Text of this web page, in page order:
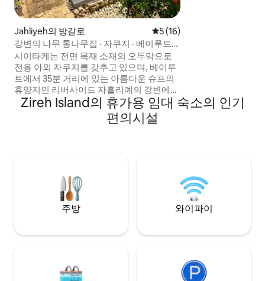
Jahliyeh의 방갈로 평점 5점(5점 만점), 후기 16
5 (16)
강변의 나무 통나무집 · 자쿠지 · 베이루트까
지 35분
시이타케는 전면 목재 소재의 오두막으로
전용 야외 자쿠지를 갖추고 있으며, 베이루
트에서 35분 거리에 있는 아름다운 슈프의
휴양지인 리버사이드 자흘리예의 강변에
자리 잡고 있습니다. 게스트 공간: 최대 3명
숙박 가능. 다락방에는 킹사이즈 침대가 있
고, 아래에는 소파 베드가 있습니다. 밖으로
무료 주차 공간 • 연중무휴 세심한 서비스
Zireh Island의 휴가용 임대 숙소의 인기
편의시설
주방 와이파이